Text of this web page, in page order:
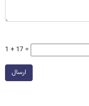
1 + 17 =
ارسال